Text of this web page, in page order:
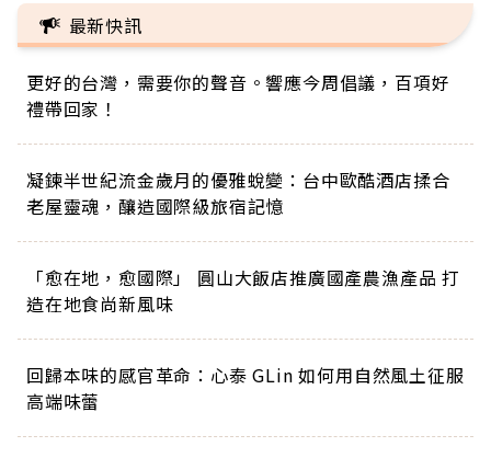
最新快訊
更好的台灣，需要你的聲音。響應今周倡議，百項好
禮帶回家！
凝鍊半世紀流金歲月的優雅蛻變：台中歐酷酒店揉合
老屋靈魂，釀造國際級旅宿記憶
「愈在地，愈國際」 圓山大飯店推廣國產農漁產品 打
造在地食尚新風味
回歸本味的感官革命：心泰 GLin 如何用自然風土征服
高端味蕾